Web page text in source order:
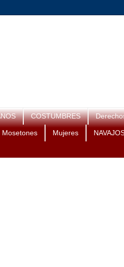
COSTUMBRES
Mosetones Mujeres